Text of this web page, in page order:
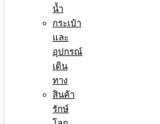
น้ำ
กระเป๋า
และ
อุปกรณ์
เดิน
ทาง
สินค้า
รักษ์